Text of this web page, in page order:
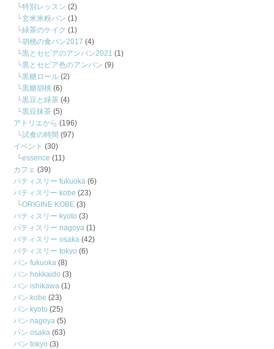
特別レッスン (2)
玄米米粉パン (1)
緑茶のケイク (1)
胡桃の食パン2017 (4)
黒とセピアのアンパン2021 (1)
黒とセピア色のアンパン (9)
黒糖ロール (2)
黒糖胡桃 (6)
黒豆と緑茶 (4)
黒豆抹茶 (5)
アトリエから (196)
試食の時間 (97)
イベント (30)
essence (11)
カフェ (39)
パティスリー fukuoka (6)
パティスリー kobe (23)
ORIGINE KOBE (3)
パティスリー kyoto (3)
パティスリー nagoya (1)
パティスリー osaka (42)
パティスリー tokyo (6)
パン fukuoka (8)
パン hokkaido (3)
パン ishikawa (1)
パン kobe (23)
パン kyoto (25)
パン nagoya (5)
パン osaka (63)
パン tokyo (3)